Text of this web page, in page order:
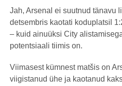
Jah, Arsenal ei suutnud tänavu
detsembris kaotati koduplatsil
– kuid ainuüksi City
potentsiaali tiimis on.
Viimasest kümnest matšis on
viigistanud ühe ja kaotanud